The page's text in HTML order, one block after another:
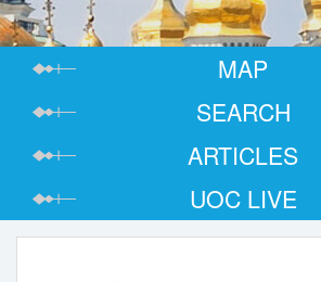
MAP
SEARCH
ARTICLES
UOC LIVE